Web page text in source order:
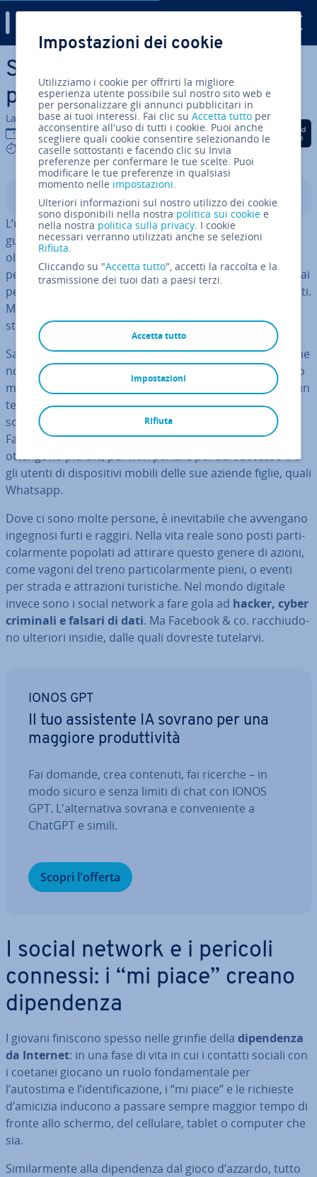
Vai al contenuto prin­ci­pa­le
Social network: i 5 maggiori
pericoli e come pre­ve­nir­li
La redazione di IONOS
01 mar 2023
9 mins
Condividi via Facebook
Condividi via Twitter
Condividi via
Indice
L’utilizzo inesperto dei social media può avere con­se­
guen­ze emotive, sociali, fi­nan­zia­rie e anche giu­di­zia­rie,
oltre alla dif­fu­sio­ne in­de­si­de­ra­ta dei propri dati
personali. I più giovani, ragazzi e bambini, sono esposti ai
pericoli dei social network tanto quanto lo sono gli adulti.
Ma anche enti, banche o persino le aziende di Internet
stesse non sono di certo immuni dai rischi.
Salvo rare eccezioni, i social network sono popolari come
non mai. Dei circa 3,43 miliardi di utenti Internet a livello
mondiale, circa
2,28 miliardi di persone
(ovvero circa un
terzo della po­po­la­zio­ne mondiale) usa abi­tual­men­te i
social network, una tendenza in continua crescita.
Facebook è in cima alla clas­si­fi­ca tra le piat­ta­for­me che
ottengono più clic, per non parlare poi del successo tra
gli utenti di di­spo­si­ti­vi mobili delle sue aziende figlie, quali
Whatsapp.
Dove ci sono molte persone, è ine­vi­ta­bi­le che avvengano
ingegnosi furti e raggiri. Nella vita reale sono posti par­ti­
co­lar­men­te popolati ad attirare questo genere di azioni,
come vagoni del treno par­ti­co­lar­men­te pieni, o eventi
per strada e at­tra­zio­ni tu­ri­sti­che. Nel mondo digitale
invece sono i social network a fare gola ad hacker, cyber
criminali e falsari di dati. Ma Facebook & co. rac­chiu­do­
no ulteriori insidie, dalle quali dovreste tutelarvi.
IONOS GPT
Il tuo as­si­sten­te IA sovrano per una
maggiore pro­dut­ti­vi­tà
Fai domande, crea contenuti, fai ricerche – in
modo sicuro e senza limiti di chat con IONOS
GPT. L'al­ter­na­ti­va sovrana e con­ve­nien­te a
ChatGPT e simili.
Scopri l'offerta
I social network e i pericoli
connessi: i “mi piace” creano
di­pen­den­za
I giovani finiscono spesso nelle grinfie della di­pen­den­za
da Internet: in una fase di vita in cui i contatti sociali con
i coetanei giocano un ruolo fon­da­men­ta­le per
l’autostima e l’iden­ti­fi­ca­zio­ne, i “mi piace” e le richieste
d’amicizia inducono a passare sempre maggior tempo di
fronte allo schermo, del cellulare, tablet o computer che
sia.
Si­mi­lar­men­te alla di­pen­den­za dal gioco d’azzardo, tutto
Impostazioni dei cookie
Utilizziamo i cookie per offrirti la migliore
esperienza utente possibile sul nostro sito web e
per personalizzare gli annunci pubblicitari in
base ai tuoi interessi. Fai clic suAccetta tutto per
acconsentire all'uso di tutti i cookie. Puoi anche
scegliere quali cookie consentire selezionando le
caselle sottostanti e facendo clic su Invia
preferenze per confermare le tue scelte. Puoi
modificare le tue preferenze in qualsiasi
momento nelle impostazioni.
Ulteriori informazioni sul nostro utilizzo dei cookie
sono disponibili nella nostra politica sui cookie e
nella nostra politica sulla privacy. I cookie
necessari verranno utilizzati anche se selezioni
Rifiuta.
Cliccando su "Accetta tutto", accetti la raccolta e la
trasmissione dei tuoi dati a paesi terzi.
Accetta tutto
Rifiuta
impostazioni